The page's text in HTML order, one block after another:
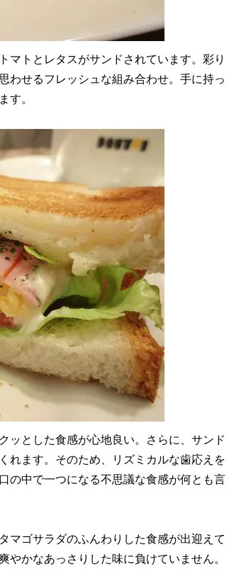
トとレタスがサンドされています。彩り
わせるフレッシュな組み合わせ。手に持っ
す。
とした食感が心地良い。さらに、サンド
れます。そのため、リズミカルな歯応えを
の中で一つになる不思議な食感が何とも言
ゴサラダのふんわりした食感が出迎えて
やかなあっさりした味に負けていません。